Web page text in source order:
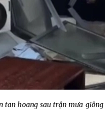
tan hoang sau trận mưa